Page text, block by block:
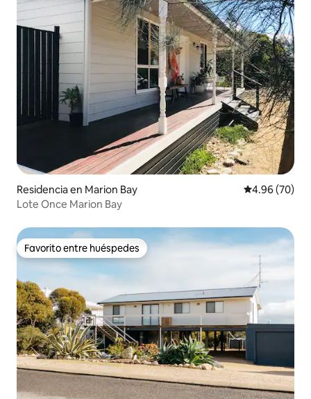
Residencia en Marion Bay Calificación
4.96 (70)
Lote Once Marion Bay
Favorito entre huéspedes
Favorito entre huéspedes